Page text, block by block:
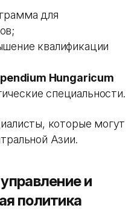
для
квалификации
Hungaricum
специальности.
которые могут
Азии.
и
политика